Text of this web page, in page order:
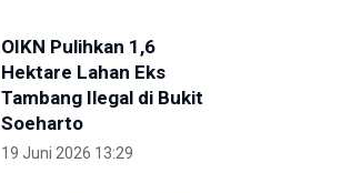
OIKN Pulihkan 1,6
Hektare Lahan Eks
Tambang Ilegal di Bukit
Soeharto
19 Juni 2026 13:29